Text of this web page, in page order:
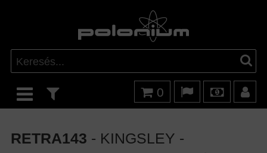
0
RETRA143 - KINGSLEY -